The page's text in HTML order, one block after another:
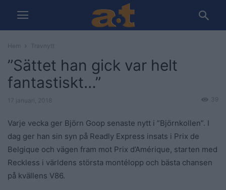
Hem Travnytt
”Sättet han gick var helt
fantastiskt…”
17 januari, 2018 39
Varje vecka ger Björn Goop senaste nytt i ”Björnkollen”. I
dag ger han sin syn på Readly Express insats i Prix de
Belgique och vägen fram mot Prix d’Amérique, starten med
Reckless i världens största montélopp och bästa chansen
på kvällens V86.